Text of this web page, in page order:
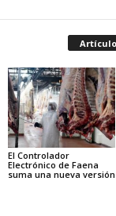
El Controlador
Electrónico de Faena
suma una nueva versión